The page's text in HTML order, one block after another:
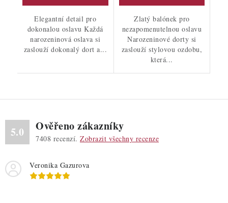
Elegantní detail pro
dokonalou oslavu Každá
narozeninová oslava si
zaslouží dokonalý dort a...
Zlatý balónek pro
nezapomenutelnou oslavu
Narozeninové dorty si
zaslouží stylovou ozdobu,
která...
5.0 Ověřeno zákazníky
7408 recenzí. Zobrazit všechny recenze
Veronika Gazurova